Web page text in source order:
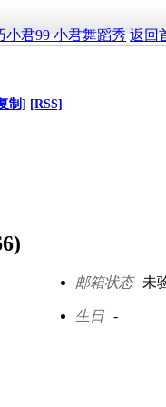
小君99 小君舞蹈秀 返回
制] [RSS]
邮箱状态 未
生日 -